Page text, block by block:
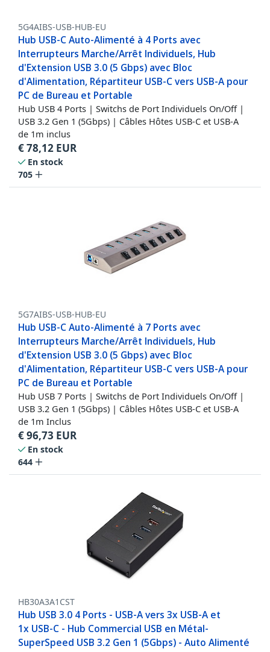
5G4AIBS-USB-HUB-EU
Hub USB-C Auto-Alimenté à 4 Ports avec
Interrupteurs Marche/Arrêt Individuels, Hub
d'Extension USB 3.0 (5 Gbps) avec Bloc
d'Alimentation, Répartiteur USB-C vers USB-A pour
PC de Bureau et Portable
Hub USB 4 Ports | Switchs de Port Individuels On/Off |
USB 3.2 Gen 1 (5Gbps) | Câbles Hôtes USB-C et USB-A
de 1m inclus
€78,12 EUR
En stock
705
5G7AIBS-USB-HUB-EU
Hub USB-C Auto-Alimenté à 7 Ports avec
Interrupteurs Marche/Arrêt Individuels, Hub
d'Extension USB 3.0 (5 Gbps) avec Bloc
d'Alimentation, Répartiteur USB-C vers USB-A pour
PC de Bureau et Portable
Hub USB 7 Ports | Switchs de Port Individuels On/Off |
USB 3.2 Gen 1 (5Gbps) | Câbles Hôtes USB-C et USB-A
de 1m Inclus
€96,73 EUR
En stock
644
HB30A3A1CST
Hub USB 3.0 4 Ports - USB-A vers 3x USB-A et
1x USB-C - Hub Commercial USB en Métal-
SuperSpeed USB 3.2 Gen 1 (5Gbps) - Auto Alimenté